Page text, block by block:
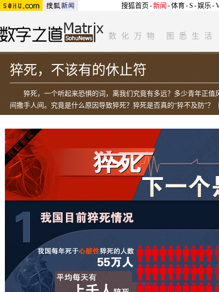
搜狐首页 -新闻 -体育- S -娱乐 -
数化万物 图悉生活
猝死，不该有的休止符
猝死，一个听起来恐惧的词，离我们究竟有多远？多少青年正值
间撒手人间。究竟是什么原因导致猝死？猝死是否真的“猝不及防”？